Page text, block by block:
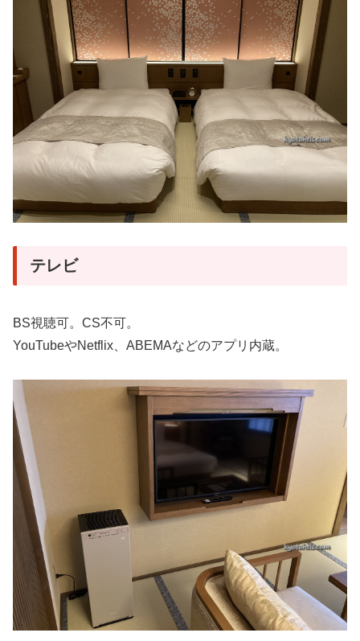
テレビ
BS視聴可。CS不可。
YouTubeやNetflix、ABEMAなどのアプリ内蔵。